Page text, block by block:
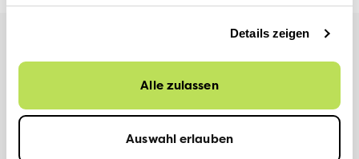
Details zeigen
Alle zulassen
Auswahl erlauben